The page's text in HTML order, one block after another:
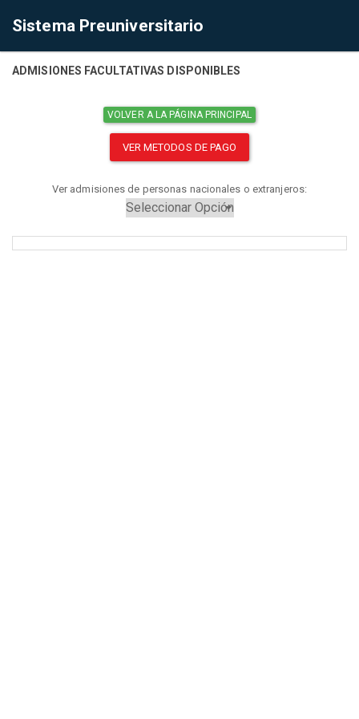
Sistema Preuniversitario
ADMISIONES FACULTATIVAS DISPONIBLES
VOLVER A LA PÁGINA PRINCIPAL
VER METODOS DE PAGO
Ver admisiones de personas nacionales o extranjeros: